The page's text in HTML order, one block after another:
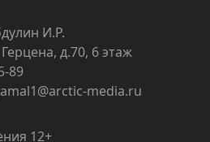
И.Р.
д.70, 6 этаж
89
media.ru
12+